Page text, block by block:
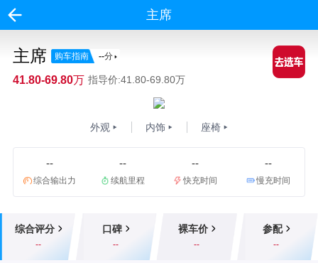
主席
主席 购车指南 --分
41.80-69.80万 指导价:41.80-69.80万
外观 内饰 座椅
--
综合输出力
--
续航里程
--
快充时间
--
慢充时间
综合评分
--
口碑
--
裸车价
--
参配
--